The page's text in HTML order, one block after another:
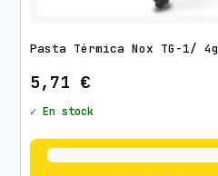
Pasta Térmica Nox TG-1/ 4g
5,71 €
✓ En stock